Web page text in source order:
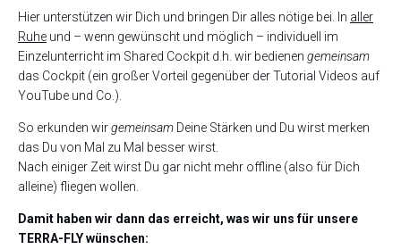
Hier unterstützen wir Dich und bringen Dir alles nötige bei. In aller
Ruhe und – wenn gewünscht und möglich – individuell im
Einzelunterricht im Shared Cockpit d.h. wir bedienen gemeinsam
das Cockpit (ein großer Vorteil gegenüber der Tutorial Videos auf
YouTube und Co.).
So erkunden wirgemeinsam Deine Stärken und Du wirst merken
das Du von Mal zu Mal besser wirst.
Nach einiger Zeit wirst Du gar nicht mehr offline (also für Dich
alleine) fliegen wollen.
Damit haben wir dann das erreicht, was wir uns für unsere
TERRA-FLY wünschen: